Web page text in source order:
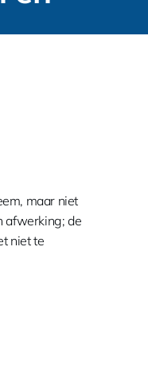
maar niet
afwerking; de
niet te